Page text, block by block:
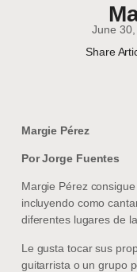
June
Share
Margie Pérez
Por Jorge Fuentes
Margie Pérez
incluyendo como
diferentes lugares de
Le gusta tocar sus
guitarrista o un grupo